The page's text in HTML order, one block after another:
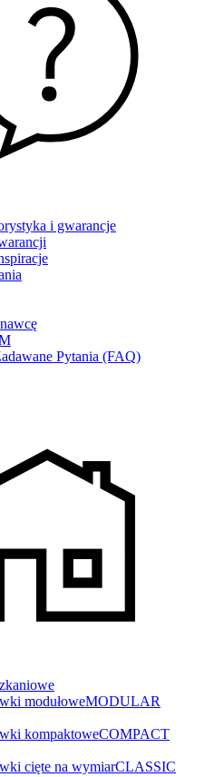
i gwarancje
Pytania (FAQ)
modułoweMODULAR
kompaktoweCOMPACT
cięte na wymiarCLASSIC